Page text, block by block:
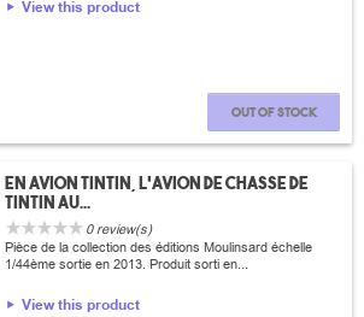
View this product
Out of stock
En avion Tintin, L'avion de chasse de
Tintin au...
0 review(s)
Pièce de la collection des éditions Moulinsard échelle
1/44ème sortie en 2013. Produit sorti en...
View this product